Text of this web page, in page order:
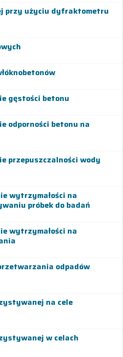
przy użyciu dyfraktometru
gęstości betonu
odporności betonu na
przepuszczalności wody
wytrzymałości na
próbek do badań
wytrzymałości na
odpadów
na cele
w celach